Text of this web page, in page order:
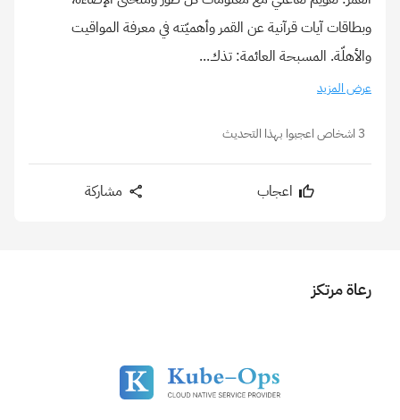
وبطاقات آيات قرآنية عن القمر وأهميّته في معرفة المواقيت
والأهلّة. المسبحة العائمة: تذك...
عرض المزيد
3 اشخاص اعجبوا بهذا التحديث
اعجاب مشاركة
رعاة مرتكز